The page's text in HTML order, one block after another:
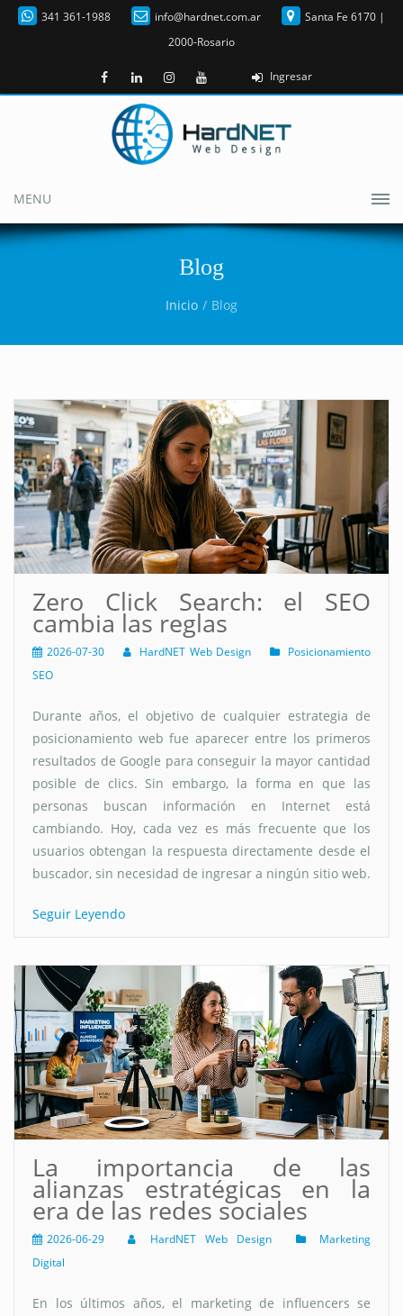
341 361-1988 info@hardnet.com.ar
Santa Fe 6170 |
2000-Rosario
Ingresar
MENU
Blog
Inicio Blog
Zero Click Search: el SEO
cambia las reglas
2026-07-30 HardNET Web Design
Posicionamiento
SEO
Durante años, el objetivo de cualquier estrategia de
posicionamiento web fue aparecer entre los primeros
resultados de Google para conseguir la mayor cantidad
posible de clics. Sin embargo, la forma en que las
personas buscan información en Internet está
cambiando. Hoy, cada vez es más frecuente que los
usuarios obtengan la respuesta directamente desde el
buscador, sin necesidad de ingresar a ningún sitio web.
Seguir Leyendo
La importancia de las
alianzas estratégicas en la
era de las redes sociales
2026-06-29 HardNET Web Design
Marketing
Digital
En los últimos años, el marketing de influencers se